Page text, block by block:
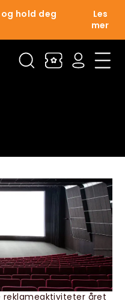
hold deg
Les
mer
reklameaktiviteter året